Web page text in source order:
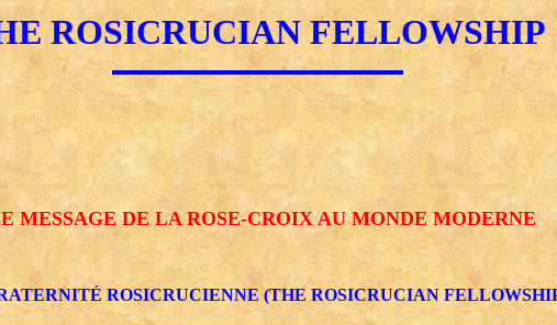
ROSICRUCIAN FELLOWSHIP
MESSAGE DE LA ROSE-CROIX AU MONDE MODERNE
ROSICRUCIENNE (THE ROSICRUCIAN